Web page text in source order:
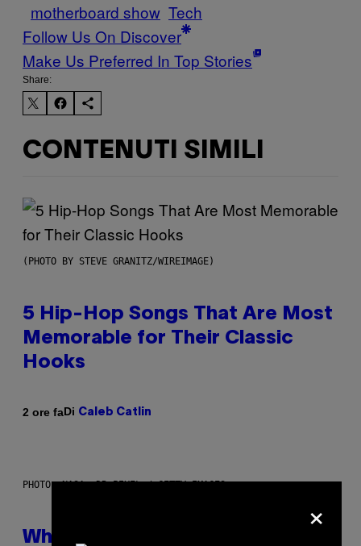
motherboard show Tech
Follow Us On Discover
Make Us Preferred In Top Stories
Share:
CONTENUTI SIMILI
(PHOTO BY STEVE GRANITZ/WIREIMAGE)
5 Hip-Hop Songs That Are Most
Memorable for Their Classic
Hooks
2 ore faDi Caleb Catlin
PHOTO: NASA; DR PIXEL / GETTY IMAGES
Why NASA Wants to Send a
×